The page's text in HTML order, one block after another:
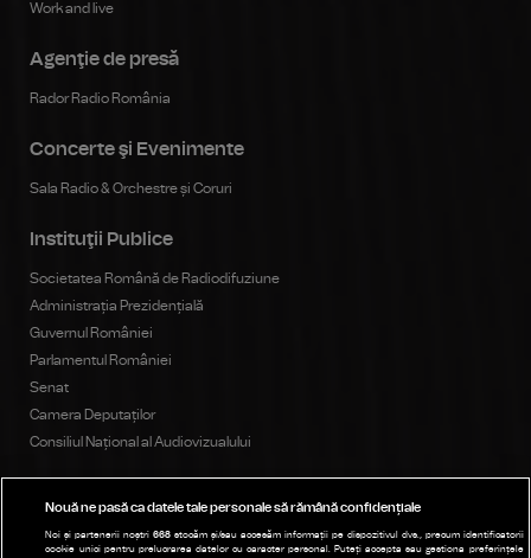
Work and live
Agenţie de presă
Rador Radio România
Concerte şi Evenimente
Sala Radio & Orchestre și Coruri
Instituţii Publice
Societatea Română de Radiodifuziune
Administrația Prezidențială
Guvernul României
Parlamentul României
Senat
Camera Deputaților
Consiliul Național al Audiovizualului
Nouă ne pasă ca datele tale personale să rămână confidențiale
Noi și partenerii noștri668 stocăm și/sau accesăm informații pe dispozitivul dvs., precum identificatorii
cookie unici pentru prelucrarea datelor cu caracter personal. Puteți accepta sau gestiona preferințele